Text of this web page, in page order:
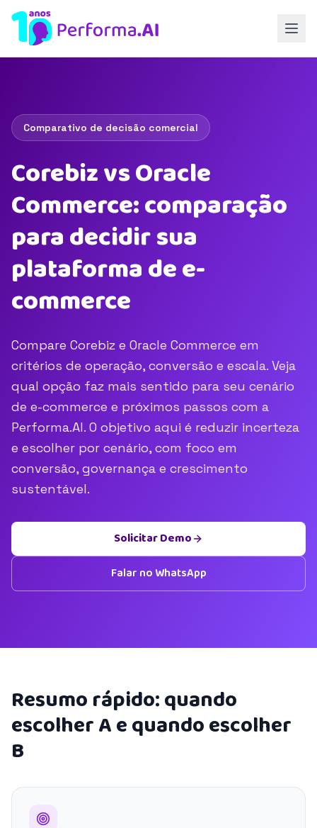
Comparativo de decisão comercial
Corebiz vs Oracle
Commerce: comparação
para decidir sua
plataforma de e-
commerce
Compare Corebiz e Oracle Commerce em
critérios de operação, conversão e escala. Veja
qual opção faz mais sentido para seu cenário
de e-commerce e próximos passos com a
Performa.AI. O objetivo aqui é reduzir incerteza
e escolher por cenário, com foco em
conversão, governança e crescimento
sustentável.
Solicitar Demo
Falar no WhatsApp
Resumo rápido: quando
escolher A e quando escolher
B